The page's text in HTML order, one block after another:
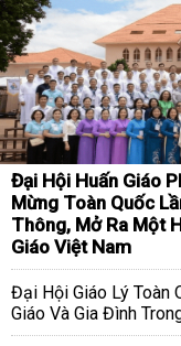
Đại Hội Huấn Giáo
Mừng Toàn Quốc
Thông, Mở Ra Một
Giáo Việt Nam
Đại Hội Giáo Lý Toàn
Giáo Và Gia Đình